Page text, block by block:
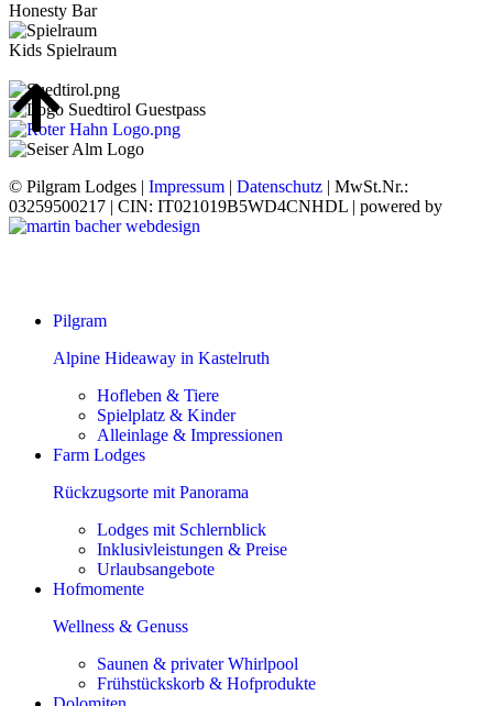
Honesty Bar
Kids Spielraum
© Pilgram Lodges | Impressum | Datenschutz | MwSt.Nr.:
03259500217 | CIN: IT021019B5WD4CNHDL | powered by
Pilgram
Alpine Hideaway in Kastelruth
Hofleben & Tiere
Spielplatz & Kinder
Alleinlage & Impressionen
Farm Lodges
Rückzugsorte mit Panorama
Lodges mit Schlernblick
Inklusivleistungen & Preise
Urlaubsangebote
Hofmomente
Wellness & Genuss
Saunen & privater Whirlpool
Frühstückskorb & Hofprodukte